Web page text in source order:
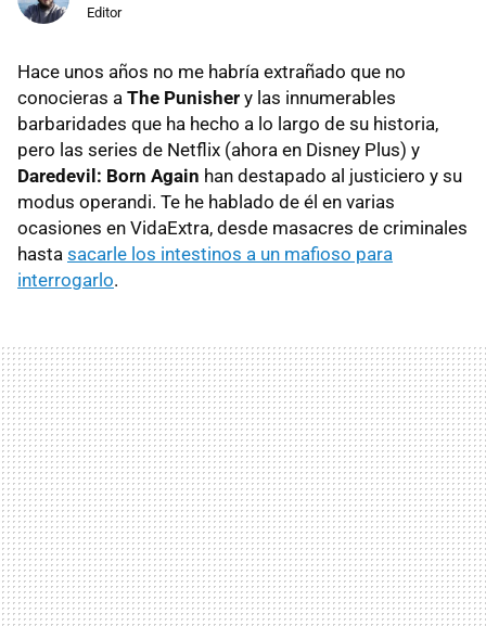
Editor
Hace unos años no me habría extrañado que no
conocieras a The Punisher y las innumerables
barbaridades que ha hecho a lo largo de su historia,
pero las series de Netflix (ahora en Disney Plus) y
Daredevil: Born Again han destapado al justiciero y su
modus operandi. Te he hablado de él en varias
ocasiones en VidaExtra, desde masacres de criminales
hasta sacarle los intestinos a un mafioso para
interrogarlo.